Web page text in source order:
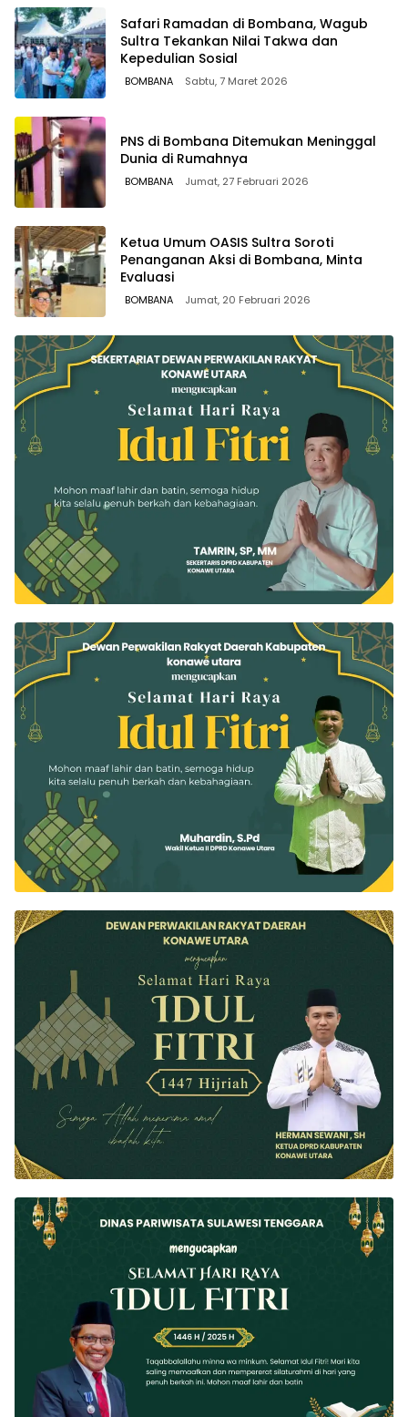
Safari Ramadan di Bombana, Wagub
Sultra Tekankan Nilai Takwa dan
Kepedulian Sosial
BOMBANA Sabtu, 7 Maret 2026
PNS di Bombana Ditemukan Meninggal
Dunia di Rumahnya
BOMBANA Jumat, 27 Februari 2026
Ketua Umum OASIS Sultra Soroti
Penanganan Aksi di Bombana, Minta
Evaluasi
BOMBANA Jumat, 20 Februari 2026